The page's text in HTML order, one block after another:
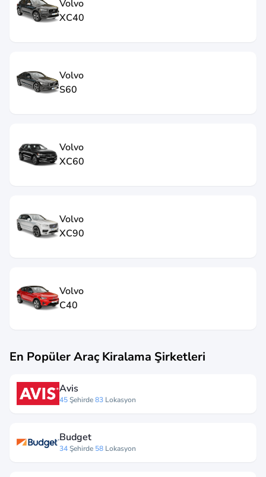
Volvo
XC40
Volvo
S60
Volvo
XC60
Volvo
XC90
Volvo
C40
En Popüler Araç Kiralama Şirketleri
Avis
45Şehirde83 Lokasyon
Budget
34Şehirde 58 Lokasyon